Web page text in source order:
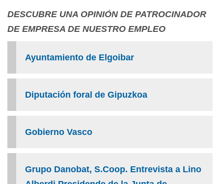
DESCUBRE UNA OPINIÓN DE PATROCINADOR
DE EMPRESA DE NUESTRO EMPLEO
Ayuntamiento de Elgoibar
Diputación foral de Gipuzkoa
Gobierno Vasco
Grupo Danobat, S.Coop. Entrevista a Lino